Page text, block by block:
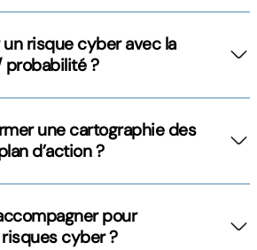
risque cyber avec la
?
une cartographie des
d’action ?
pour
cyber ?